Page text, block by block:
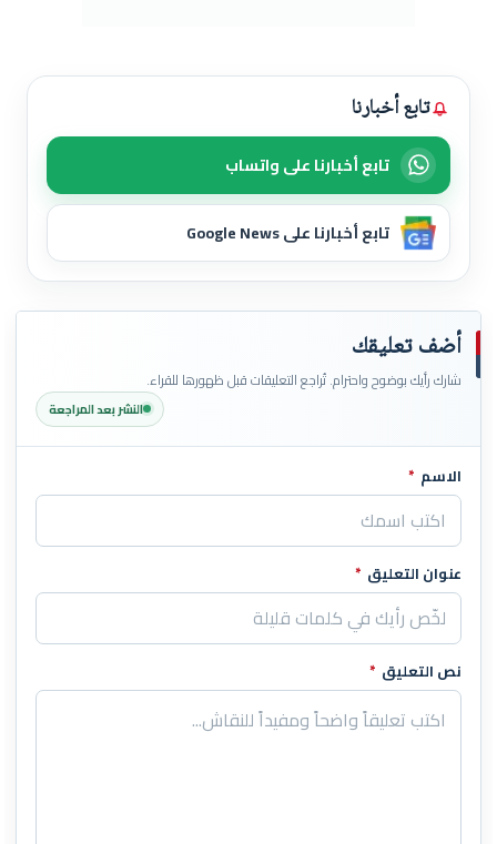
تابع أخبارنا
تابع أخبارنا على واتساب
تابع أخبارنا على Google News
أضف تعليقك
شارك رأيك بوضوح واحترام. تُراجع التعليقات قبل ظهورها للقراء.
النشر بعد المراجعة
اترك هذا الحقل فارغاً
الاسم *
عنوان التعليق *
نص التعليق *